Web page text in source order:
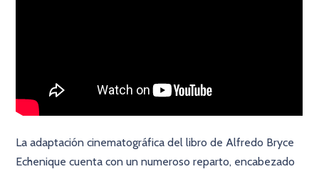
La adaptación cinematográfica del libro de Alfredo Bryce
Echenique cuenta con un numeroso reparto, encabezado